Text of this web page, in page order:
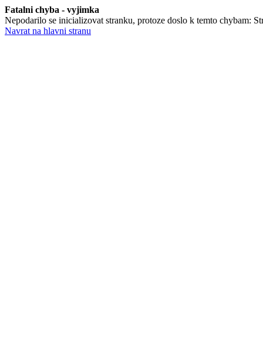
Fatalni chyba - vyjimka
Nepodarilo se inicializovat stranku, protoze doslo k temto chybam:
Navrat na hlavni stranu